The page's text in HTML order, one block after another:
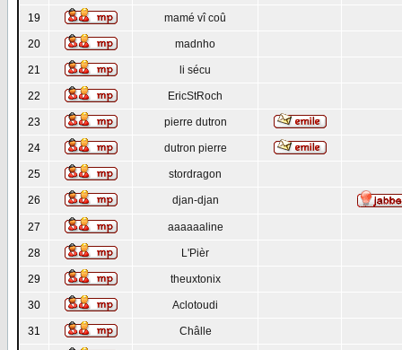
19 mamé vî coû
20 madnho
21 li sécu
22 EricStRoch
23 pierre dutron
24 dutron pierre
25 stordragon
26 djan-djan
27 aaaaaaline
28 L'Pièr
29 theuxtonix
30 Aclotoudi
31 Châlle